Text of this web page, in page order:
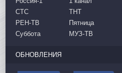
СТС
РЕН-ТВ
Суббота
ТНТ
Пятница
МУЗ-ТВ
ОБНОВЛЕНИЯ